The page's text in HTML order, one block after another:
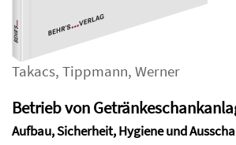
Takacs, Tippmann, Werner
Betrieb von
Aufbau, Sicherheit, Hygiene und